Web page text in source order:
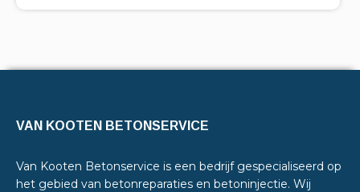
VAN KOOTEN BETONSERVICE
Van Kooten Betonservice is een bedrijf gespecialiseerd op
het gebied van betonreparaties en betoninjectie. Wij